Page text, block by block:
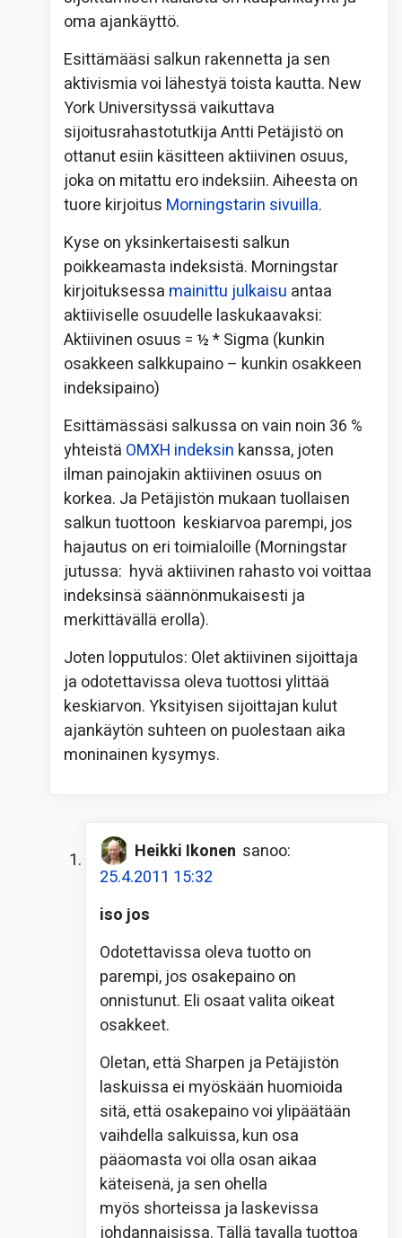
oma ajankäyttö.
Esittämääsi salkun rakennetta ja sen
aktivismia voi lähestyä toista kautta. New
York Universityssä vaikuttava
sijoitusrahastotutkija Antti Petäjistö on
ottanut esiin käsitteen aktiivinen osuus,
joka on mitattu ero indeksiin. Aiheesta on
tuore kirjoitus Morningstarin sivuilla.
Kyse on yksinkertaisesti salkun
poikkeamasta indeksistä. Morningstar
kirjoituksessa mainittu julkaisu antaa
aktiiviselle osuudelle laskukaavaksi:
Aktiivinen osuus = ½ * Sigma (kunkin
osakkeen salkkupaino – kunkin osakkeen
indeksipaino)
Esittämässäsi salkussa on vain noin 36 %
yhteistä OMXH indeksin kanssa, joten
ilman painojakin aktiivinen osuus on
korkea. Ja Petäjistön mukaan tuollaisen
salkun tuottoon keskiarvoa parempi, jos
hajautus on eri toimialoille (Morningstar
jutussa: hyvä aktiivinen rahasto voi voittaa
indeksinsä säännönmukaisesti ja
merkittävällä erolla).
Joten lopputulos: Olet aktiivinen sijoittaja
ja odotettavissa oleva tuottosi ylittää
keskiarvon. Yksityisen sijoittajan kulut
ajankäytön suhteen on puolestaan aika
moninainen kysymys.
Heikki Ikonen sanoo:
25.4.2011 15:32
iso jos
Odotettavissa oleva tuotto on
parempi, jos osakepaino on
onnistunut. Eli osaat valita oikeat
osakkeet.
Oletan, että Sharpen ja Petäjistön
laskuissa ei myöskään huomioida
sitä, että osakepaino voi ylipäätään
vaihdella salkuissa, kun osa
pääomasta voi olla osan aikaa
käteisenä, ja sen ohella
myös shorteissa ja laskevissa